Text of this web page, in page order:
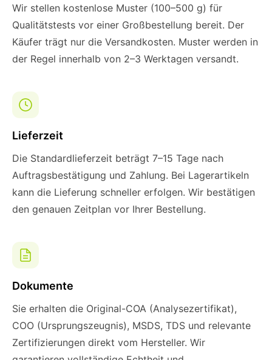
Wir stellen kostenlose Muster (100–500 g) für
Qualitätstests vor einer Großbestellung bereit. Der
Käufer trägt nur die Versandkosten. Muster werden in
der Regel innerhalb von 2–3 Werktagen versandt.
Lieferzeit
Die Standardlieferzeit beträgt 7–15 Tage nach
Auftragsbestätigung und Zahlung. Bei Lagerartikeln
kann die Lieferung schneller erfolgen. Wir bestätigen
den genauen Zeitplan vor Ihrer Bestellung.
Dokumente
Sie erhalten die Original-COA (Analysezertifikat),
COO (Ursprungszeugnis), MSDS, TDS und relevante
Zertifizierungen direkt vom Hersteller. Wir